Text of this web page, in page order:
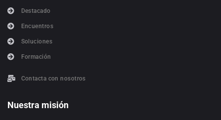
Destacado
Encuentros
Soluciones
Formación
Contacta con nosotros
Nuestra misión